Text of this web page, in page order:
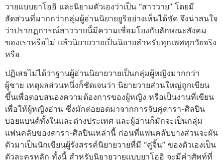
วายแบบยาโออิ และนิยามตัวเองว่าเป็น “สาววาย” โดยมี
สัดส่วนที่มากกว่ากลุ่มผู้อ่านนิยายยูริอย่างเห็นได้ชัด จึงน่าสนใจ
ว่าปรากฏการณ์สาววายนี้มีความเชื่อมโยงกับลักษณะสังคม
ของเราหรือไม่ แล้วนิยายวายเป็นนิยายสำหรับทุกเพศทุกวัยจริง
หรือ
ปฏิเสธไม่ได้ว่าฐานผู้อ่านนิยายวายเป็นกลุ่มผู้หญิงมากกว่า
ผู้ชาย เหตุผลส่วนหนึ่งก็ชัดเจนว่า นิยายวายส่วนใหญ่ถูกเขียน
ขึ้นเพื่อตอบสนองความต้องการของผู้หญิง หรือเป็นงานที่เขียน
เพื่อให้ผู้หญิงอ่าน ซึ่งมักต่อยอดมาจากการจับคู่ดารา-ศิลปิน
บอยแบนด์ทั้งในและต่างประเทศ และผู้อ่านก็มักจะเป็นกลุ่ม
แฟนคลับของดารา-ศิลปินเหล่านี้ ก่อนที่แฟนคลับบางส่วนจะผัน
ตัวมาเป็นนักเขียนผู้รังสรรค์นิยายวายที่มี “คู่จิ้น” ของตัวเองเป็น
ตัวละครหลัก ทั้งนี้ สำหรับนิยายวายแบบยาโออิ จะมีคำศัพท์ที่